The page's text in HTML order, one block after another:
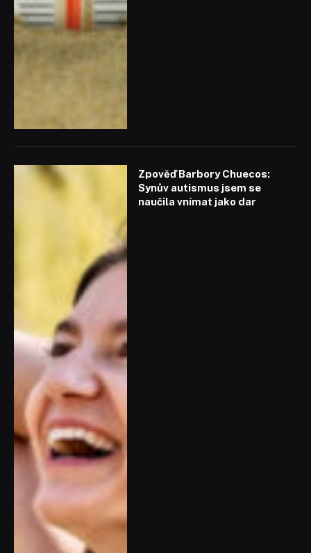
Zpověď Barbory Chuecos:
Synův autismus jsem se
naučila vnímat jako dar